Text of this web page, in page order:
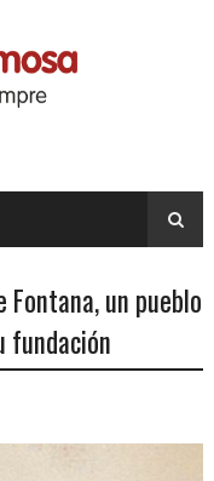
un pueblo
fundación